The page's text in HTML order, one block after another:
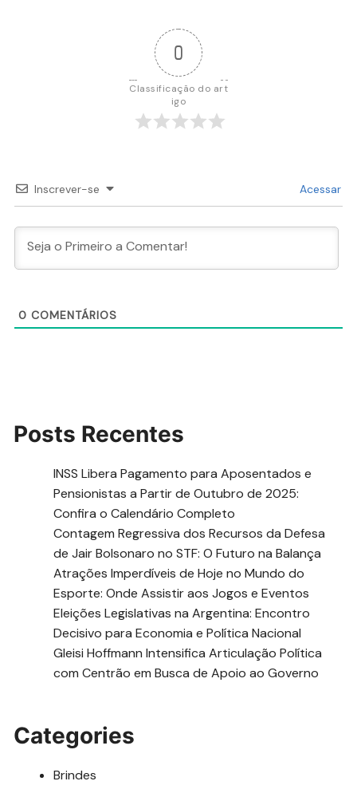
0
Classificação do art
igo
Inscrever-se Acessar
0 COMENTÁRIOS
Posts Recentes
INSS Libera Pagamento para Aposentados e
Pensionistas a Partir de Outubro de 2025:
Confira o Calendário Completo
Contagem Regressiva dos Recursos da Defesa
de Jair Bolsonaro no STF: O Futuro na Balança
Atrações Imperdíveis de Hoje no Mundo do
Esporte: Onde Assistir aos Jogos e Eventos
Eleições Legislativas na Argentina: Encontro
Decisivo para Economia e Política Nacional
Gleisi Hoffmann Intensifica Articulação Política
com Centrão em Busca de Apoio ao Governo
Categories
Brindes